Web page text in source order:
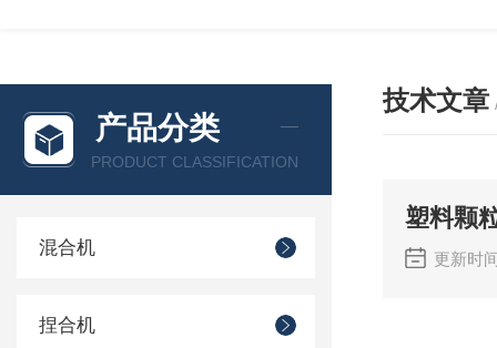
产品分类
PRODUCT CLASSIFICATION
混合机
捏合机
技术文章
塑料颗
更新时